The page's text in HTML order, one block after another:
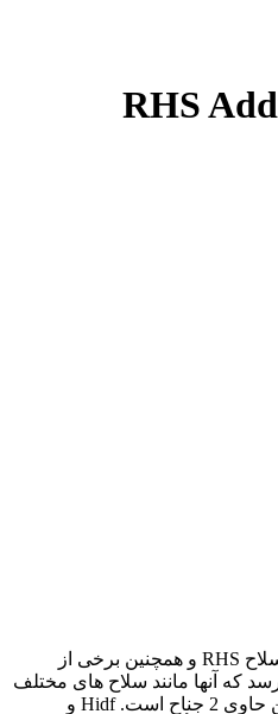
چیه؟ این حالت برای چند لباس/سلاح RHS و همچنین برخی از
که آنها مانند سلاح های مختلف
به نظر برسند). این حالت همچنین حاوی 2 جناح است. Hidf و